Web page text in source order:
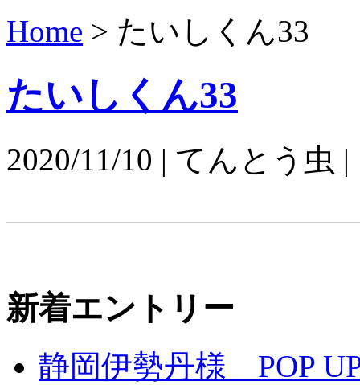
Home > たいしくん33
たいしくん33
2020/11/10 | てんとう虫 |
新着エントリー
静岡伊勢丹様 POP